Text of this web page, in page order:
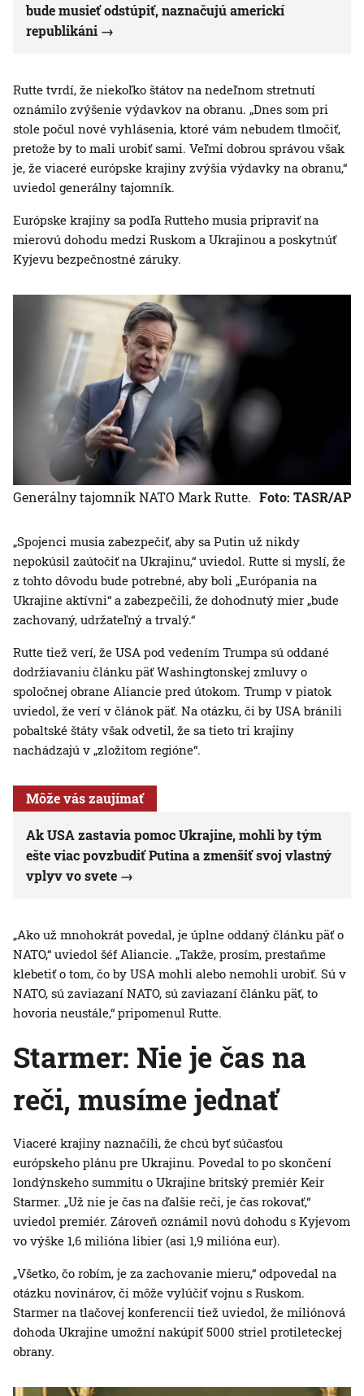
bude musieť odstúpiť, naznačujú americkí
republikáni
Rutte tvrdí, že niekoľko štátov na nedeľnom stretnutí
oznámilo zvýšenie výdavkov na obranu. „Dnes som pri
stole počul nové vyhlásenia, ktoré vám nebudem tlmočiť,
pretože by to mali urobiť sami. Veľmi dobrou správou však
je, že viaceré európske krajiny zvýšia výdavky na obranu,“
uviedol generálny tajomník.
Európske krajiny sa podľa Rutteho musia pripraviť na
mierovú dohodu medzi Ruskom a Ukrajinou a poskytnúť
Kyjevu bezpečnostné záruky.
Generálny tajomník NATO Mark Rutte. Foto: TASR/AP
„Spojenci musia zabezpečiť, aby sa Putin už nikdy
nepokúsil zaútočiť na Ukrajinu,“ uviedol. Rutte si myslí, že
z tohto dôvodu bude potrebné, aby boli „Európania na
Ukrajine aktívni“ a zabezpečili, že dohodnutý mier „bude
zachovaný, udržateľný a trvalý.“
Rutte tiež verí, že USA pod vedením Trumpa sú oddané
dodržiavaniu článku päť Washingtonskej zmluvy o
spoločnej obrane Aliancie pred útokom. Trump v piatok
uviedol, že verí v článok päť. Na otázku, či by USA bránili
pobaltské štáty však odvetil, že sa tieto tri krajiny
nachádzajú v „zložitom regióne“.
Môže vás zaujímať
Ak USA zastavia pomoc Ukrajine, mohli by tým
ešte viac povzbudiť Putina a zmenšiť svoj vlastný
vplyv vo svete
„Ako už mnohokrát povedal, je úplne oddaný článku päť o
NATO,“ uviedol šéf Aliancie. „Takže, prosím, prestaňme
klebetiť o tom, čo by USA mohli alebo nemohli urobiť. Sú v
NATO, sú zaviazaní NATO, sú zaviazaní článku päť, to
hovoria neustále,“ pripomenul Rutte.
Starmer: Nie je čas na
reči, musíme jednať
Viaceré krajiny naznačili, že chcú byť súčasťou
európskeho plánu pre Ukrajinu. Povedal to po skončení
londýnskeho summitu o Ukrajine britský premiér Keir
Starmer. „Už nie je čas na ďalšie reči, je čas rokovať,“
uviedol premiér. Zároveň oznámil novú dohodu s Kyjevom
vo výške 1,6 milióna libier (asi 1,9 milióna eur).
„Všetko, čo robím, je za zachovanie mieru,“ odpovedal na
otázku novinárov, či môže vylúčiť vojnu s Ruskom.
Starmer na tlačovej konferencii tiež uviedol, že miliónová
dohoda Ukrajine umožní nakúpiť 5000 striel protileteckej
obrany.